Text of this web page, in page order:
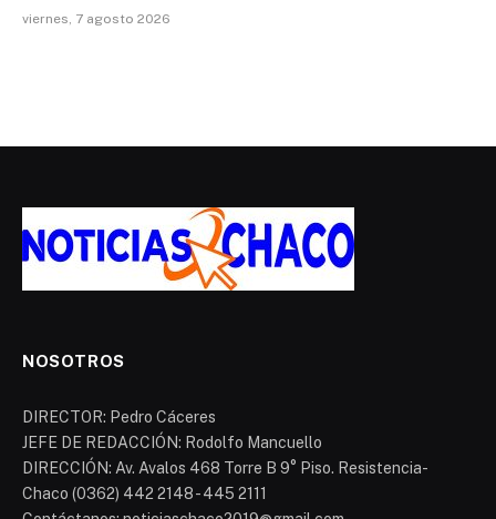
viernes, 7 agosto 2026
NOSOTROS
DIRECTOR: Pedro Cáceres
JEFE DE REDACCIÓN: Rodolfo Mancuello
DIRECCIÓN: Av. Avalos 468 Torre B 9° Piso. Resistencia-
Chaco (0362) 442 2148 - 445 2111